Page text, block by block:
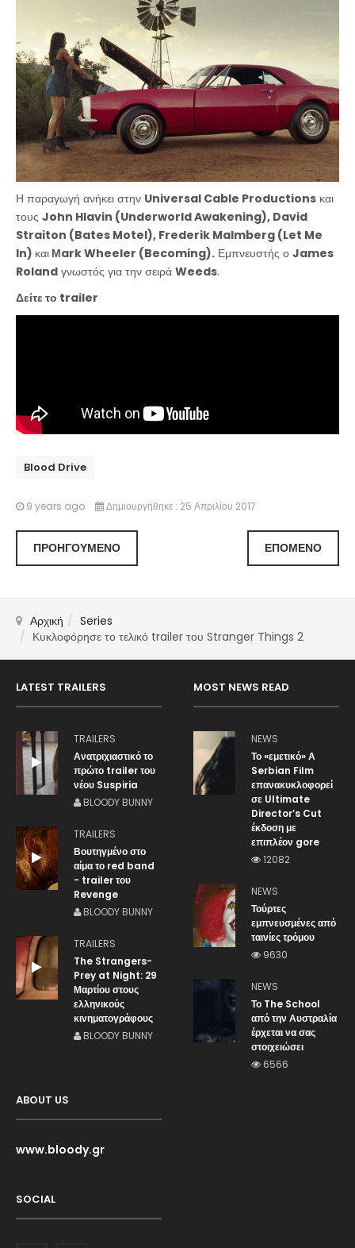
Η παραγωγή ανήκει στην Universal Cable Productions και
τους John Hlavin (Underworld Awakening), David
Straiton (Bates Motel), Frederik Malmberg (Let Me
In) και Μark Wheeler (Becoming). Εμπνευστής ο James
Roland γνωστός για την σειρά Weeds.
Δείτε το trailer
Blood Drive
9 years ago Δημιουργήθηκε : 25 Απριλίου 2017
ΠΡΟΗΓΟΎΜΕΝΟ ΕΠΌΜΕΝΟ
Αρχική
Series
Κυκλοφόρησε το τελικό trailer του Stranger Things 2
LATEST TRAILERS
TRAILERS
Ανατριχιαστικό το
πρώτο trailer του
νέου Suspiria
BLOODY BUNNY
TRAILERS
Βουτηγμένο στο
αίμα το red band
- trailer του
Revenge
BLOODY BUNNY
TRAILERS
The Strangers-
Prey at Night: 29
Μαρτίου στους
ελληνικούς
κινηματογράφους
BLOODY BUNNY
MOST NEWS READ
NEWS
Το «εμετικό» Α
Serbian Film
επανακυκλοφορεί
σε Ultimate
Director’s Cut
έκδοση με
επιπλέον gore
12082
NEWS
Τούρτες
εμπνευσμένες από
ταινίες τρόμου
9630
NEWS
Το The School
από την Αυστραλία
έρχεται να σας
στοιχειώσει
6566
ABOUT US
www.bloody.gr
SOCIAL